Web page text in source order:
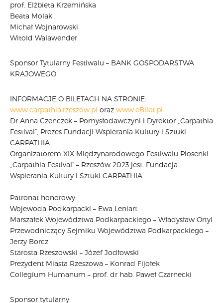
prof. Elżbieta Krzemińska
Beata Molak
Michał Wojnarowski
Witold Walawender
Sponsor Tytularny Festiwalu – BANK GOSPODARSTWA
KRAJOWEGO
INFORMACJE O BILETACH NA STRONIE:
www.carpathia.rzeszow.pl oraz www.eBilet.pl
Dr Anna Czenczek – Pomysłodawczyni i Dyrektor „Carpathia
Festival”, Prezes Fundacji Wspierania Kultury i Sztuki
CARPATHIA
Organizatorem XIX Międzynarodowego Festiwalu Piosenki
„Carpathia Festival” – Rzeszów 2023 jest: Fundacja
Wspierania Kultury i Sztuki CARPATHIA
Patronat honorowy:
Wojewoda Podkarpacki – Ewa Leniart
Marszałek Województwa Podkarpackiego – Władysław Ortyl
Przewodniczący Sejmiku Województwa Podkarpackiego –
Jerzy Borcz
Starosta Rzeszowski – Józef Jodłowski
Prezydent Miasta Rzeszowa – Konrad Fijołek
Collegium Humanum – prof. dr hab. Paweł Czarnecki
Sponsor tytularny: